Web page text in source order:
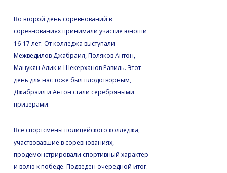
Во второй день соревнований в
соревнованиях принимали участие юноши
16-17 лет. От колледжа выступали
Межведилов Джабраил, Поляков Антон,
Манукян Алик и Шекерханов Равиль. Этот
день для нас тоже был плодотворным,
Джабраил и Антон стали серебряными
призерами.
Все спортсмены полицейского колледжа,
участвовавшие в соревнованиях,
продемонстрировали спортивный характер
и волю к победе. Подведен очередной итог.